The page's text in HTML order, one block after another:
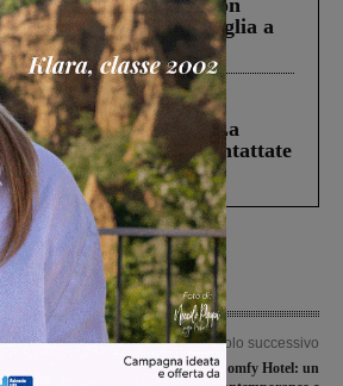
struttura di Castiglion
che aveva ucciso la figlia a
di Miah Billal. La
di avvistamento contattate
è
Articolo successivo
Moody Smart & Comfy Hotel: un